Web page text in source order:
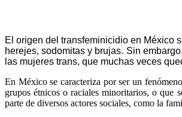
El origen del transfeminicidio en México
herejes, sodomitas y brujas. Sin
las mujeres trans, que muchas veces
En México se caracteriza por ser un
grupos étnicos o raciales minoritarios, o que
parte de diversos actores sociales, como la